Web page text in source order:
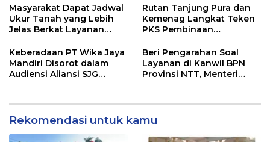
SELALU DITUTUPI
TENTANG SINDIKAT
PENIPU PENJUALAN EMAS
Masyarakat Dapat Jadwal
Ukur Tanah yang Lebih
Jelas Berkat Layanan
Rutan Tanjung Pura dan
Kemenag Langkat Teken
PKS Pembinaan
Keberadaan PT Wika Jaya
Mandiri Disorot dalam
Audiensi Aliansi SJG
Beri Pengarahan Soal
Layanan di Kanwil BPN
Provinsi NTT, Menteri
Rekomendasi untuk kamu